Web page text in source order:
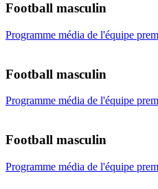
Football masculin
Programme média de l'équipe
Football masculin
Programme média de l'équipe
Football masculin
Programme média de l'équipe